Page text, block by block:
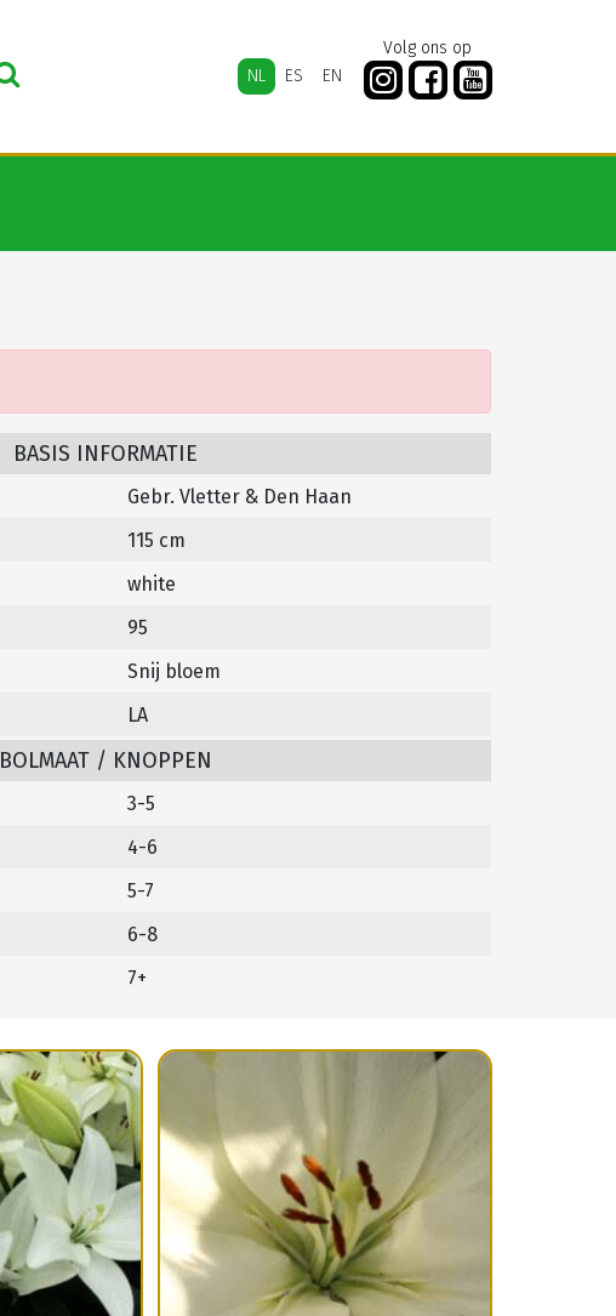
NL ES EN
Volg ons op
BASIS INFORMATIE
Gebr. Vletter & Den Haan
115 cm
white
95
Snij bloem
LA
BOLMAAT / KNOPPEN
3-5
4-6
5-7
6-8
7+